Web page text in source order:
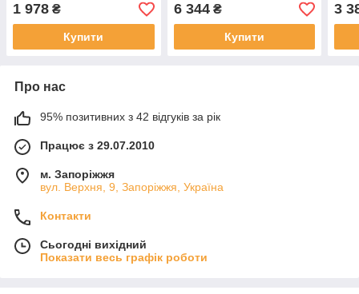
1 978 ₴
Купити
нержавіючої сталі
6 344₴
Купити
3
Про нас
95% позитивних з 42 відгуків за рік
Працює з 29.07.2010
м. Запоріжжя
вул. Верхня, 9, Запоріжжя, Україна
Контакти
Сьогодні вихідний
Показати весь графік роботи